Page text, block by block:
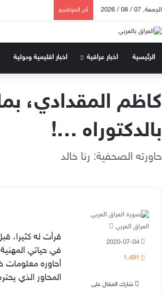
الجمعة, 07 / 08 / 2026 آخر المواضيع
الرئيسية اخبار عراقية اخبار اقليمية ودولية
كاظم المقدادي،
بالدكتوراه …!
حاورته الصحفية: رنا خالد
قرأت له كثيرا،
في حياتي
أحاوره
المحاور الذي
العراق العربي
2020-07-04
1٬491
شارك المقال على